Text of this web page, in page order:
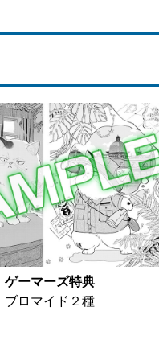
ゲーマーズ特典
ブロマイド２種